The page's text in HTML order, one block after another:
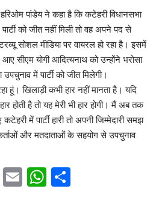
पांडेय ने कहा है कि कटेहरी विधानसभा
को जीत नहीं मिली तो वह अपने पद से
सोशल मीडिया पर वायरल हो रहा है। इसमें
सीएम योगी आदित्यनाथ को उन्होंने भरोसा
में पार्टी को जीत मिलेगी।
हूं। खिलाड़ी कभी हार नहीं मानता है। यदि
होती है तो यह मेरी भी हार होगी। मैं अब तक
में पार्टी हारी तो अपनी जिम्मेदारी समझ
और मतदाताओं के सहयोग से उपचुनाव
Telegram
EmailWhatsApp